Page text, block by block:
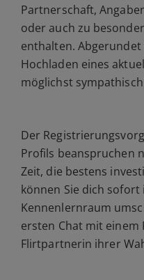
Partnerschaft,
oder auch zu
enthalten.
Hochladen eines
möglichst
Der
Profils beanspruchen
Zeit, die bestens
können Sie dich
Kennenlernraum
ersten Chat mit
Flirtpartnerin ihrer